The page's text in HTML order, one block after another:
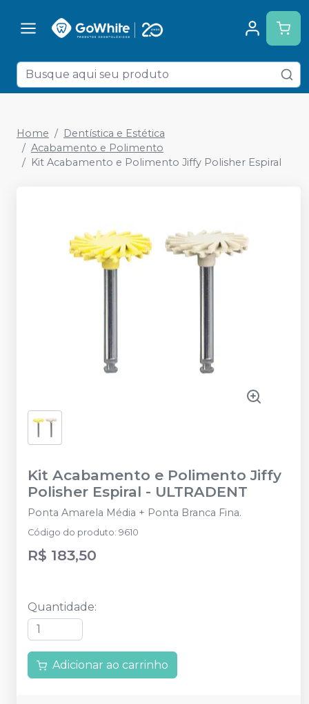
Home
Dentística e Estética
Acabamento e Polimento
Kit Acabamento e Polimento Jiffy Polisher Espiral
Kit Acabamento e Polimento Jiffy
Polisher Espiral - ULTRADENT
Ponta Amarela Média + Ponta Branca Fina.
Código do produto: 9610
R$ 183,50
Quantidade:
Adicionar ao carrinho